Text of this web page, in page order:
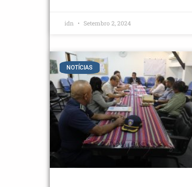
idn Setembro 2, 2024
NOTÍCIAS